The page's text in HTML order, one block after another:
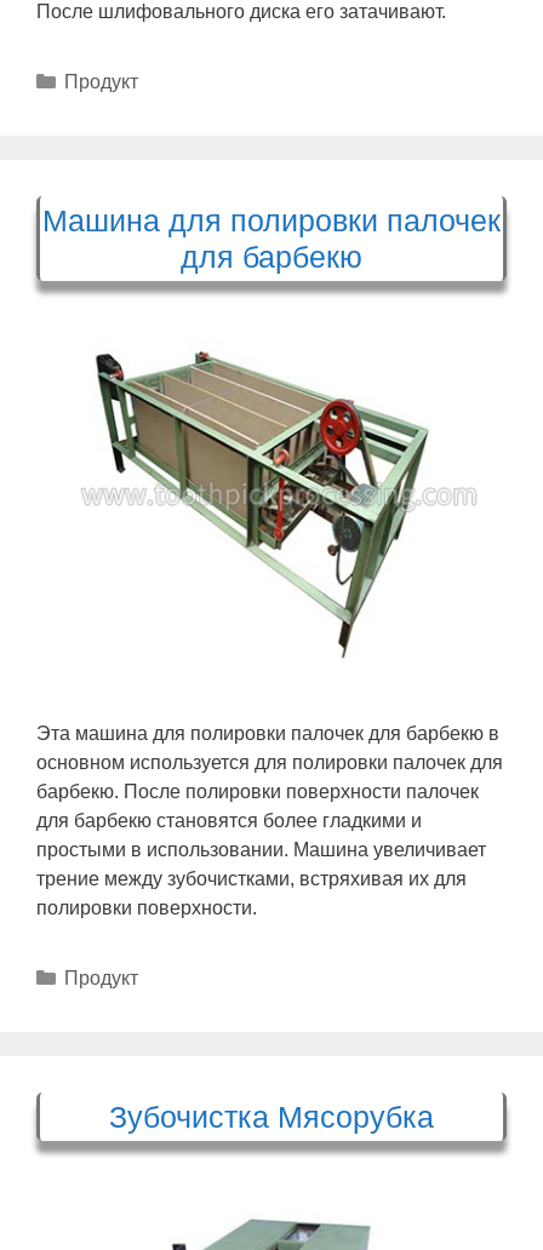
После шлифовального диска его затачивают.
Рубрики
Продукт
Машина для полировки палочек
для барбекю
Эта машина для полировки палочек для барбекю в
основном используется для полировки палочек для
барбекю. После полировки поверхности палочек
для барбекю становятся более гладкими и
простыми в использовании. Машина увеличивает
трение между зубочистками, встряхивая их для
полировки поверхности.
Рубрики
Продукт
Зубочистка Мясорубка